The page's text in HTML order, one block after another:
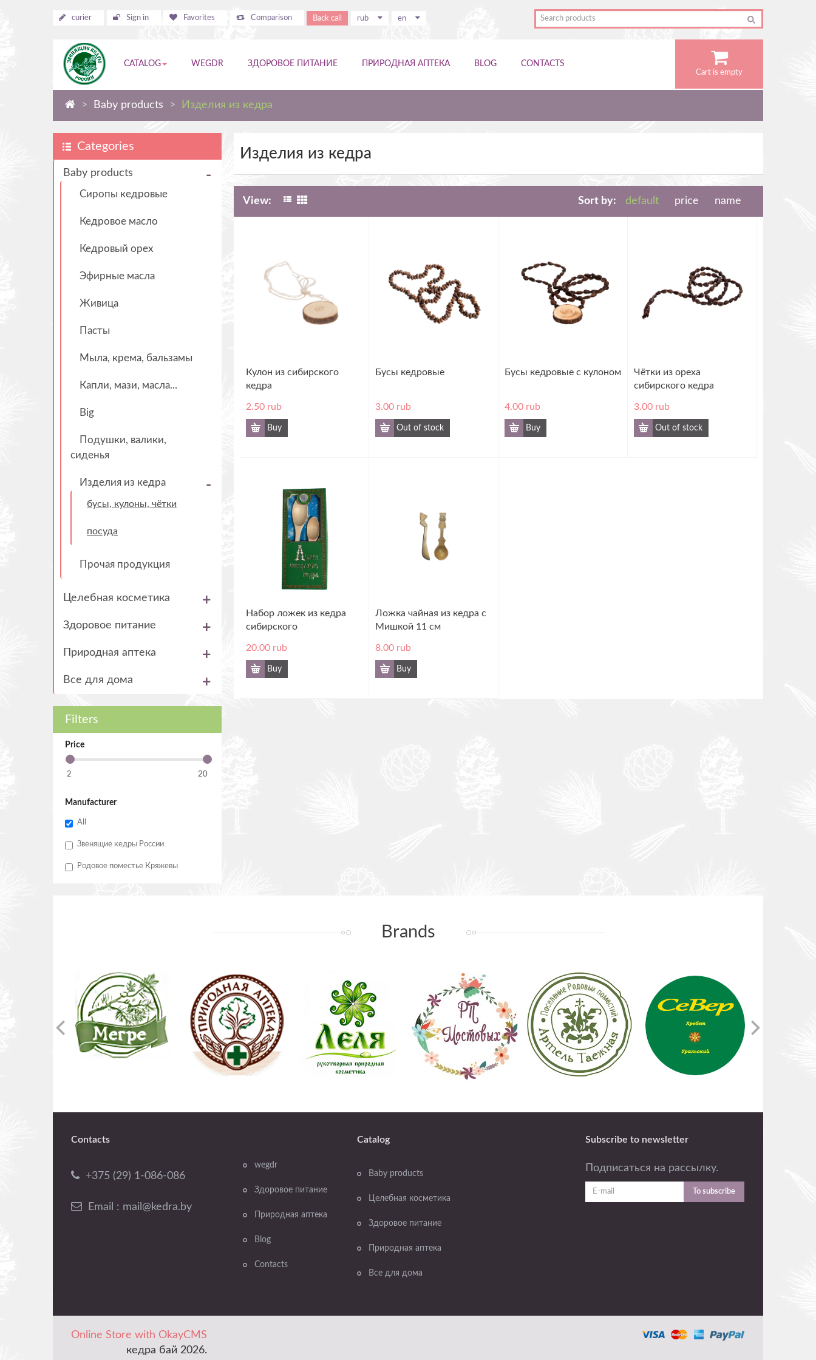
curier Sign in Favorites Comparison Back call rub en
CATALOG WEGDR ЗДОРОВОЕ ПИТАНИЕ ПРИРОДНАЯ АПТЕКА BLOG CONTACTS
Cart is empty
Baby products Изделия из кедра
Categories
Baby products
Сиропы кедровые
Кедровое масло
Кедровый орех
Эфирные масла
Живица
Пасты
Мыла, крема, бальзамы
Капли, мази, масла...
Big
Подушки, валики,
сиденья
Изделия из кедра
бусы, кулоны, чётки
посуда
Прочая продукция
Целебная косметика
Здоровое питание
Природная аптека
Все для дома
Filters
Price
Manufacturer
All
Звенящие кедры России
Родовое поместье Кряжевы
Изделия из кедра
View: Sort by: default price name
Кулон из сибирского
кедра
2.50rub
Buy
Бусы кедровые
3.00rub
Out of stock
Бусы кедровые с кулоном
4.00rub
Buy
Чётки из ореха
сибирского кедра
3.00rub
Out of stock
Набор ложек из кедра
сибирского
20.00rub
Buy
Ложка чайная из кедра с
Мишкой 11 см
8.00rub
Buy
Brands
Contacts
+375 (29) 1-086-086
Email : mail@kedra.by
wegdr
Здоровое питание
Природная аптека
Blog
Contacts
Catalog
Baby products
Целебная косметика
Здоровое питание
Природная аптека
Все для дома
Subscribe to newsletter
Подписаться на рассылку.
Online Store with OkayCMS
кедра бай 2026.